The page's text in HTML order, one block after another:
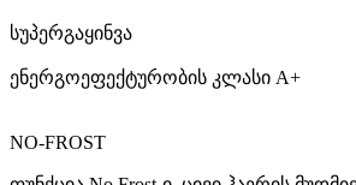
სუპერგაყინვა
ენერგოეფექტურობის კლასი A+
NO-FROST